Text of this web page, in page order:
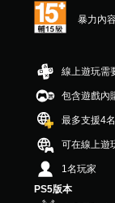
星
滿
顆
星
）
，
共
5
則
評
暴力內
線上遊玩需
包含遊戲內
最多支援4
可在線上遊
1名玩家
PS5版本